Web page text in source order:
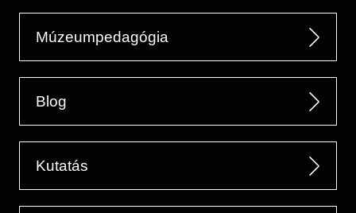
Múzeumpedagógia
Blog
Kutatás